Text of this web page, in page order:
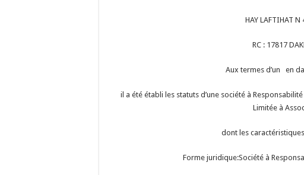
HAY LAFTIHAT N
RC : 17817
Aux termes d’un en
il a été établi les statuts d’une société à
Limitée à
dont les
Forme juridique:Société à